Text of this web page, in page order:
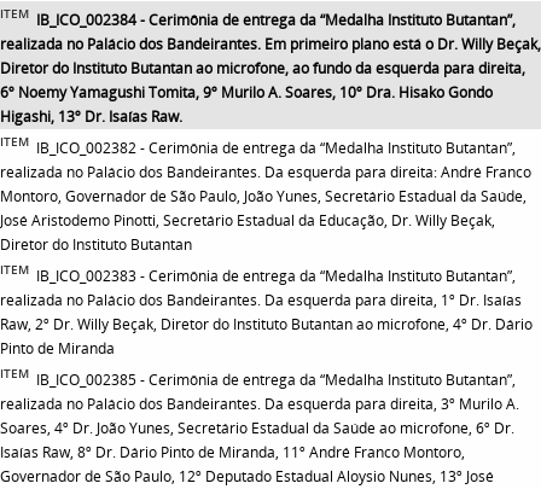
ITEM IB_ICO_002384 - Cerimônia de entrega da “Medalha Instituto Butantan”,
realizada no Palácio dos Bandeirantes. Em primeiro plano está o Dr. Willy Beçak,
Diretor do Instituto Butantan ao microfone, ao fundo da esquerda para direita,
6º Noemy Yamagushi Tomita, 9º Murilo A. Soares, 10º Dra. Hisako Gondo
Higashi, 13º Dr. Isaías Raw.
ITEM IB_ICO_002382 - Cerimônia de entrega da “Medalha Instituto Butantan”,
realizada no Palácio dos Bandeirantes. Da esquerda para direita: André Franco
Montoro, Governador de São Paulo, João Yunes, Secretário Estadual da Saúde,
José Aristodemo Pinotti, Secretário Estadual da Educação, Dr. Willy Beçak,
Diretor do Instituto Butantan
ITEM IB_ICO_002383 - Cerimônia de entrega da “Medalha Instituto Butantan”,
realizada no Palácio dos Bandeirantes. Da esquerda para direita, 1º Dr. Isaías
Raw, 2º Dr. Willy Beçak, Diretor do Instituto Butantan ao microfone, 4º Dr. Dário
Pinto de Miranda
ITEM IB_ICO_002385 - Cerimônia de entrega da “Medalha Instituto Butantan”,
realizada no Palácio dos Bandeirantes. Da esquerda para direita, 3º Murilo A.
Soares, 4º Dr. João Yunes, Secretário Estadual da Saúde ao microfone, 6º Dr.
Isaías Raw, 8º Dr. Dário Pinto de Miranda, 11º André Franco Montoro,
Governador de São Paulo, 12º Deputado Estadual Aloysio Nunes, 13º José